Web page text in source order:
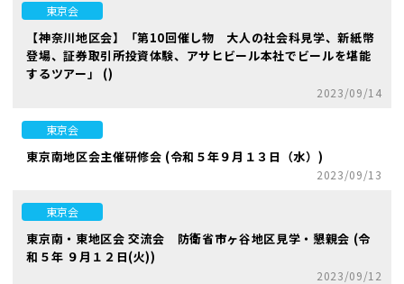
東京会
【神奈川地区会】「第10回催し物 大人の社会科見学、新紙幣
登場、証券取引所投資体験、アサヒビール本社でビールを堪能
するツアー」 ()
2023/09/14
東京会
東京南地区会主催研修会 (令和５年９月１３日（水）)
2023/09/13
東京会
東京南・東地区会 交流会 防衛省市ヶ谷地区見学・懇親会 (令
和５年 ９月１２日(火))
2023/09/12